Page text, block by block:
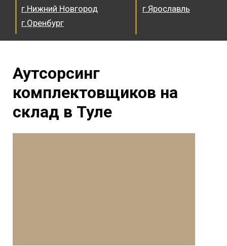
г.Ярославль
г.Нижний Новгород
г.Оренбург
Аутсорсинг
комплектовщиков на
склад в Туле